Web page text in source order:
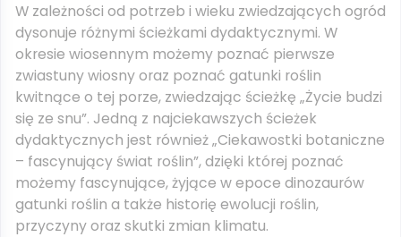
W zależności od potrzeb i wieku zwiedzających ogród
dysonuje różnymi ścieżkami dydaktycznymi. W
okresie wiosennym możemy poznać pierwsze
zwiastuny wiosny oraz poznać gatunki roślin
kwitnące o tej porze, zwiedzając ścieżkę „Życie budzi
się ze snu”. Jedną z najciekawszych ścieżek
dydaktycznych jest również „Ciekawostki botaniczne
– fascynujący świat roślin”, dzięki której poznać
możemy fascynujące, żyjące w epoce dinozaurów
gatunki roślin a także historię ewolucji roślin,
przyczyny oraz skutki zmian klimatu.